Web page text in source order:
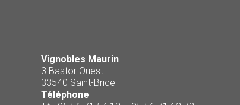
Vignobles Maurin
3 Bastor Ouest
33540 Saint-Brice
Téléphone